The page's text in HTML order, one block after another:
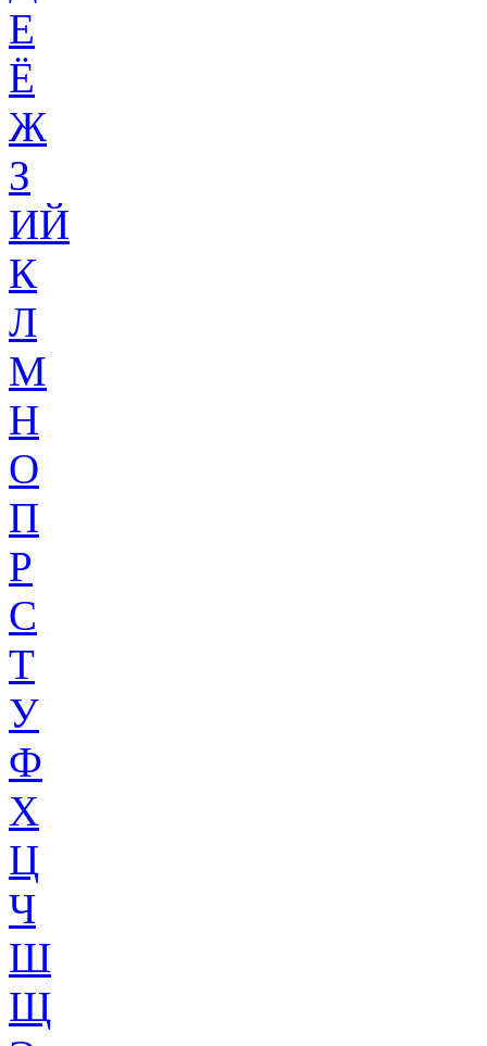
Е
Ё
Ж
З
ИЙ
К
Л
М
Н
О
П
Р
С
Т
У
Ф
Х
Ц
Ч
Ш
Щ